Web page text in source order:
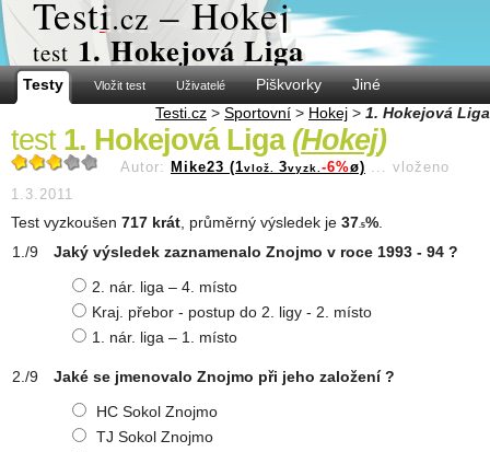
Testi.cz – Hokej
test 1. Hokejová Liga
Testy Vložit test Uživatelé Piškvorky
Jiné
Testi.cz > Sportovní > Hokej > 1. Hokejová Liga
test 1. Hokejová Liga (Hokej)
Autor: Mike23 (1vlož. 3vyzk. -6%ø) ... vloženo
1.3.2011
Test vyzkoušen 717 krát , průměrný výsledek je 37 .5%
Jaký výsledek zaznamenalo Znojmo v roce 1993 - 94 ?
2. nár. liga – 4. místo
Kraj. přebor - postup do 2. ligy - 2. místo
1. nár. liga – 1. místo
Jaké se jmenovalo Znojmo při jeho založení ?
HC Sokol Znojmo
TJ Sokol Znojmo